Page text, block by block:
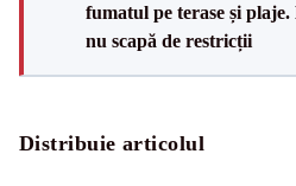
fumatul pe terase și
nu scapă de restricții
Distribuie articolul